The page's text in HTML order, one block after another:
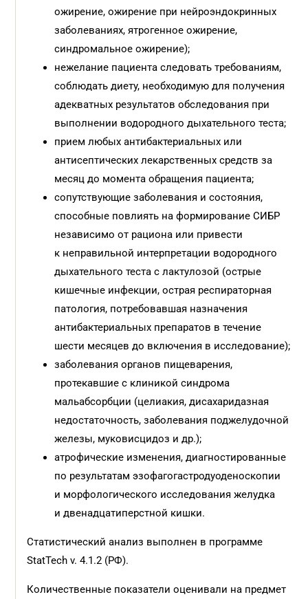
ожирение, ожирение при нейроэндокринных
заболеваниях, ятрогенное ожирение,
синдромальное ожирение);
нежелание пациента следовать требованиям,
соблюдать диету, необходимую для получения
адекватных результатов обследования при
выполнении водородного дыхательного теста;
прием любых антибактериальных или
антисептических лекарственных средств за
месяц до момента обращения пациента;
сопутствующие заболевания и состояния,
способные повлиять на формирование СИБР
независимо от рациона или привести
к неправильной интерпретации водородного
дыхательного теста с лактулозой (острые
кишечные инфекции, острая респираторная
патология, потребовавшая назначения
антибактериальных препаратов в течение
шести месяцев до включения в исследование);
заболевания органов пищеварения,
протекавшие с клиникой синдрома
мальабсорбции (целиакия, дисахаридазная
недостаточность, заболевания поджелудочной
железы, муковисцидоз и др.);
атрофические изменения, диагностированные
по результатам эзофагогастродуоденоскопии
и морфологического исследования желудка
и двенадцатиперстной кишки.
Статистический анализ выполнен в программе
StatTech v. 4.1.2 (РФ).
Количественные показатели оценивали на предмет